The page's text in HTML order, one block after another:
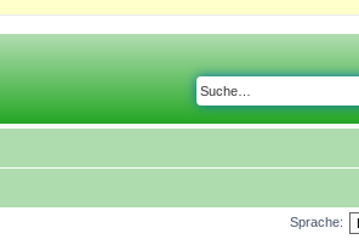
Sprache: